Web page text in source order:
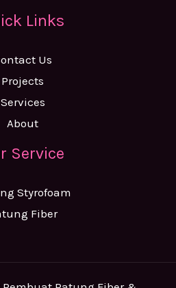
Links
Us
Projects
Services
About
Service
Styrofoam
Fiber